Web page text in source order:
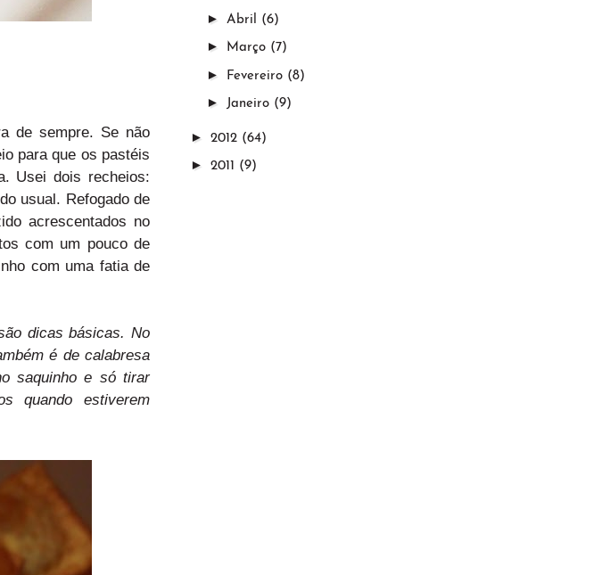
de sempre. Se não
para que os pastéis
Usei dois recheios:
usual. Refogado de
acrescentados no
com um pouco de
com uma fatia de
dicas básicas. No
é de calabresa
saquinho e só tirar
quando estiverem
► Abril (6)
► Março (7)
► Fevereiro (8)
► Janeiro (9)
► 2012 (64)
► 2011 (9)